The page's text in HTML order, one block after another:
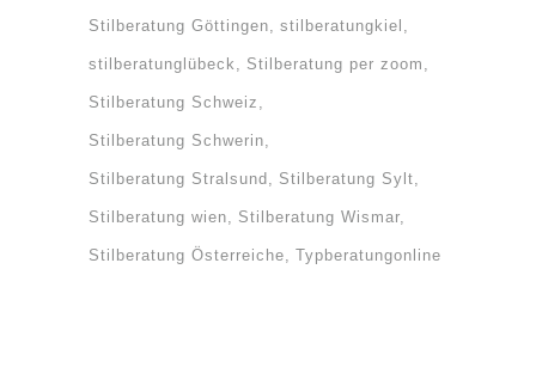
Stilberatung Göttingen stilberatungkiel
stilberatunglübeck Stilberatung per zoom
Stilberatung Schweiz
Stilberatung Schwerin
Stilberatung Stralsund Stilberatung Sylt
Stilberatung wien Stilberatung Wismar
Stilberatung Österreiche Typberatungonline